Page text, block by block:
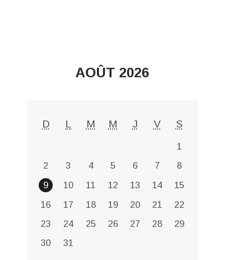
AOÛT 2026
D L M M J V S
1
2
3 4 5 6 7
8
9
10 11 12 13 14
15
16
17 18 19 20 21
22
23
24 25 26 27 28
29
30
31